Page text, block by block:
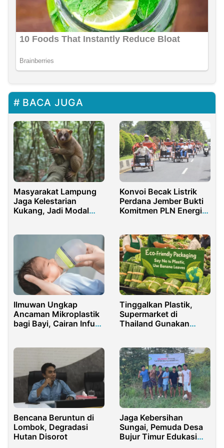
BACA JUGA
Masyarakat Lampung
Jaga Kelestarian
Kukang, Jadi Modal
Konvoi Becak Listrik
Perdana Jember Bukti
Komitmen PLN Energi
Ilmuwan Ungkap
Ancaman Mikroplastik
bagi Bayi, Cairan Infus
Tinggalkan Plastik,
Supermarket di
Thailand Gunakan
Bencana Beruntun di
Lombok, Degradasi
Hutan Disorot
Jaga Kebersihan
Sungai, Pemuda Desa
Bujur Timur Edukasi